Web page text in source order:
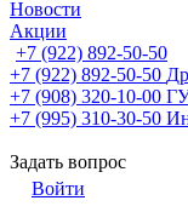
Новости
Акции
+7 (922) 892-50-50
+7 (922) 892-50-50
+7 (908) 320-10-00
+7 (995) 310-30-50
Задать вопрос
Войти